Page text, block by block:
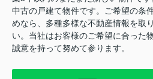
中古の戸建て物件です。ご希望の条
めなら、多種多様な不動産情報を取
い。当社はお客様のご希望に合った
誠意を持って努めて参ります。